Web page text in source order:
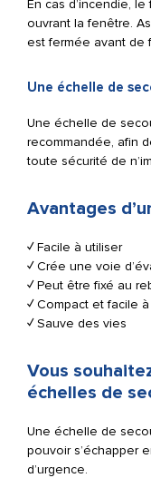
En cas d’incendie,
ouvrant la fenêtre.
est fermée avant de
Une échelle de
Une échelle de
recommandée, afin
toute sécurité de
Avantages
✓Facile à utiliser
✓Crée une voie
✓Peut être fixé au
✓Compact et facile à
✓ Sauve des vies
Vous
échelles de
Une échelle de
pouvoir s’échapper
d’urgence.